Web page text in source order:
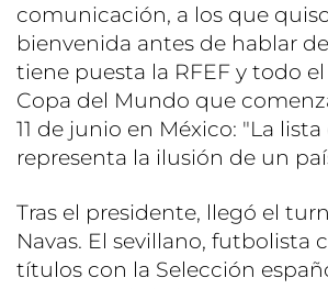
comunicación, a los que
bienvenida antes de hablar
tiene puesta la RFEF y todo
Copa del Mundo que
11 de junio en México: "La
representa la ilusión de un
Tras el presidente, llegó el
Navas. El sevillano, futbolista
títulos con la Selección